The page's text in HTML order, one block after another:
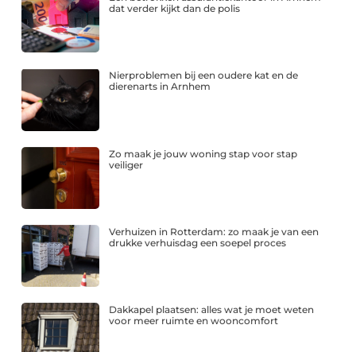
dat verder kijkt dan de polis
Nierproblemen bij een oudere kat en de
dierenarts in Arnhem
Zo maak je jouw woning stap voor stap
veiliger
Verhuizen in Rotterdam: zo maak je van een
drukke verhuisdag een soepel proces
Dakkapel plaatsen: alles wat je moet weten
voor meer ruimte en wooncomfort